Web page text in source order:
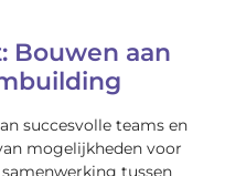
Bouwen aan
succesvolle teams en
mogelijkheden voor